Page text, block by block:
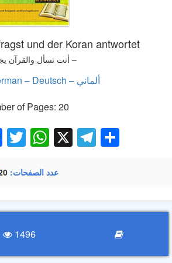
und der Koran antwortet
– أنت تسأل والقرآن يجيب –
– German – Deutsch – ألماني
of Pages: 20
Facebook
Twitter
WhatsApp
X
عدد الصفحات
1496